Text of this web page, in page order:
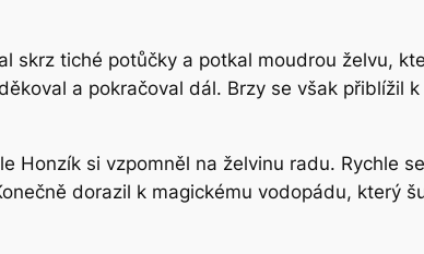
skrz tiché potůčky a potkal moudrou želvu,
a pokračoval dál. Brzy se však přiblížil
Honzík si vzpomněl na želvinu radu. Rychle
dorazil k magickému vodopádu, který